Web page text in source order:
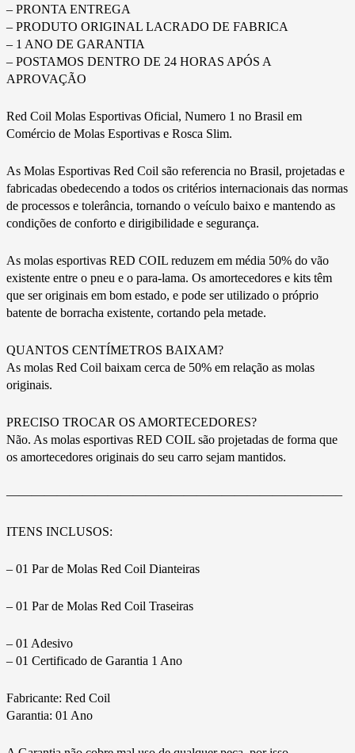
– PRONTA ENTREGA
– PRODUTO ORIGINAL LACRADO DE FABRICA
– 1 ANO DE GARANTIA
– POSTAMOS DENTRO DE 24 HORAS APÓS A
APROVAÇÃO
Red Coil Molas Esportivas Oficial, Numero 1 no Brasil em
Comércio de Molas Esportivas e Rosca Slim.
As Molas Esportivas Red Coil são referencia no Brasil, projetadas e
fabricadas obedecendo a todos os critérios internacionais das normas
de processos e tolerância, tornando o veículo baixo e mantendo as
condições de conforto e dirigibilidade e segurança.
As molas esportivas RED COIL reduzem em média 50% do vão
existente entre o pneu e o para-lama. Os amortecedores e kits têm
que ser originais em bom estado, e pode ser utilizado o próprio
batente de borracha existente, cortando pela metade.
QUANTOS CENTÍMETROS BAIXAM?
As molas Red Coil baixam cerca de 50% em relação as molas
originais.
PRECISO TROCAR OS AMORTECEDORES?
Não. As molas esportivas RED COIL são projetadas de forma que
os amortecedores originais do seu carro sejam mantidos.
——————————————————————————–
ITENS INCLUSOS:
– 01 Par de Molas Red Coil Dianteiras
– 01 Par de Molas Red Coil Traseiras
– 01 Adesivo
– 01 Certificado de Garantia 1 Ano
Fabricante: Red Coil
Garantia: 01 Ano